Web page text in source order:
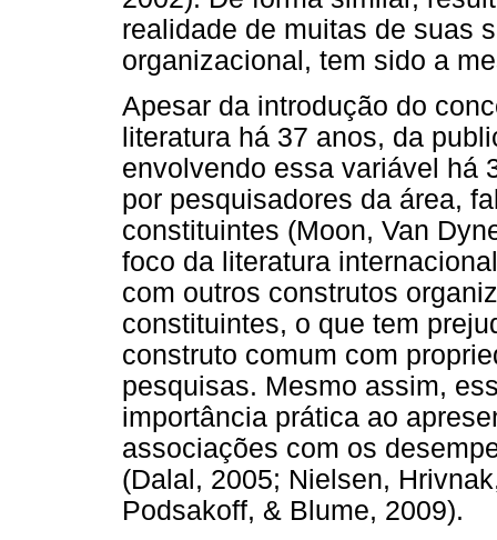
realidade de muitas de suas
organizacional, tem sido a
Apesar da introdução do
literatura há 37 anos, da
envolvendo essa variável há
por pesquisadores da área,
constituintes (Moon, Van
foco da literatura
com outros construtos
constituintes, o que tem
construto comum com
pesquisas. Mesmo assim,
importância prática ao
associações com os
(Dalal, 2005; Nielsen,
Podsakoff, & Blume, 2009).